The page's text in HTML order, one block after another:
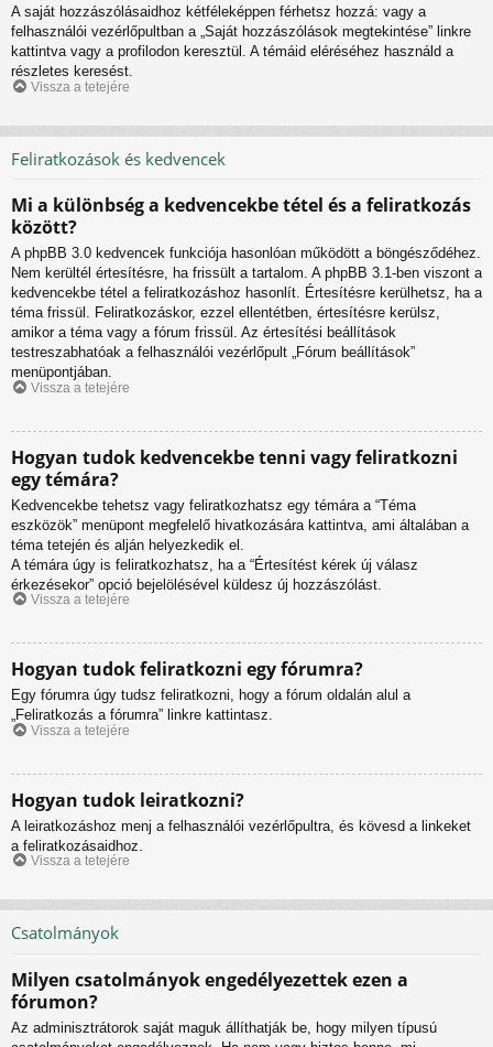
A saját hozzászólásaidhoz kétféleképpen férhetsz hozzá: vagy a
felhasználói vezérlőpultban a „Saját hozzászólások megtekintése” linkre
kattintva vagy a profilodon keresztül. A témáid eléréséhez használd a
részletes keresést.
Vissza a tetejére
Feliratkozások és kedvencek
Mi a különbség a kedvencekbe tétel és a feliratkozás
között?
A phpBB 3.0 kedvencek funkciója hasonlóan működött a böngésződéhez.
Nem kerültél értesítésre, ha frissült a tartalom. A phpBB 3.1-ben viszont a
kedvencekbe tétel a feliratkozáshoz hasonlít. Értesítésre kerülhetsz, ha a
téma frissül. Feliratkozáskor, ezzel ellentétben, értesítésre kerülsz,
amikor a téma vagy a fórum frissül. Az értesítési beállítások
testreszabhatóak a felhasználói vezérlőpult „Fórum beállítások”
menüpontjában.
Vissza a tetejére
Hogyan tudok kedvencekbe tenni vagy feliratkozni
egy témára?
Kedvencekbe tehetsz vagy feliratkozhatsz egy témára a “Téma
eszközök” menüpont megfelelő hivatkozására kattintva, ami általában a
téma tetején és alján helyezkedik el.
A témára úgy is feliratkozhatsz, ha a “Értesítést kérek új válasz
érkezésekor” opció bejelölésével küldesz új hozzászólást.
Vissza a tetejére
Hogyan tudok feliratkozni egy fórumra?
Egy fórumra úgy tudsz feliratkozni, hogy a fórum oldalán alul a
„Feliratkozás a fórumra” linkre kattintasz.
Vissza a tetejére
Hogyan tudok leiratkozni?
A leiratkozáshoz menj a felhasználói vezérlőpultra, és kövesd a linkeket
a feliratkozásaidhoz.
Vissza a tetejére
Csatolmányok
Milyen csatolmányok engedélyezettek ezen a
fórumon?
Az adminisztrátorok saját maguk állíthatják be, hogy milyen típusú